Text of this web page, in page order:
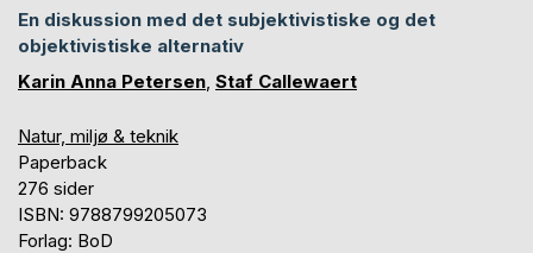
En diskussion med det subjektivistiske og det
objektivistiske alternativ
Karin Anna Petersen, Staf Callewaert
Natur, miljø & teknik
Paperback
276 sider
ISBN: 9788799205073
Forlag: BoD